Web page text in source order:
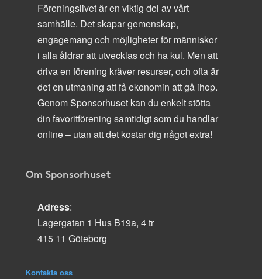
Föreningslivet är en viktig del av vårt
samhälle. Det skapar gemenskap,
engagemang och möjligheter för människor
i alla åldrar att utvecklas och ha kul. Men att
driva en förening kräver resurser, och ofta är
det en utmaning att få ekonomin att gå ihop.
Genom Sponsorhuset kan du enkelt stötta
din favoritförening samtidigt som du handlar
online – utan att det kostar dig något extra!
Om Sponsorhuset
Adress:
Lagergatan 1 Hus B19a, 4 tr
415 11 Göteborg
Kontakta oss